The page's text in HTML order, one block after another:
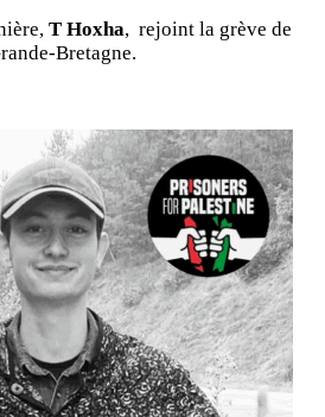
T Hoxha, rejoint la grève de
Bretagne.